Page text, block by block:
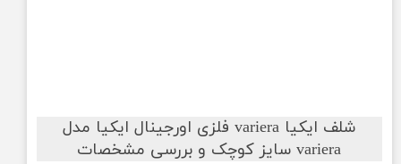
شلف ایکیا variera فلزی اورجینال ایکیا مدل
variera سایز کوچک و بررسی مشخصات